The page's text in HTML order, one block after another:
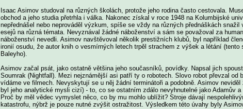
Isaac Asimov studoval na různých školách, protože jeho rodina často cestovala.
obchod a jeho studia přetrhla i válka. Nakonec získal v roce 1948 na Kolumbijské
nepřednášel nebo neprováděl výzkum, spíše se vždy na různých přednáškách
esejů na různá témata. Nevyznával žádné náboženství a sám se považoval za
náboženství nevedli. Asimov navštěvoval několik prestižních klubů, byl například
ironií osudu, že autor knih o vesmírných letech trpěl strachem z výšek a létání
Baleyho).
Asimov začal psát, jako ostatně většina jeho současníků, povídky. Napsal jich
Soumrak (Nightfall). Mezi nejznámější asi patří ty o robotech. Slovo robot převzal
vídáme ve filmech. Nevyskytují se u něj žádní terminátoři a podobně. Asimov
byl jeho analytické mysli cizí) - to, co se ostatním zdálo nevyhnutelné jako Adamův
Proč by měl vědec vymyslet něco, co by mu mohlo ublížit? Stroje dávají
katastrofu, nýbrž je pouze nutné zvýšit ostražitost. Výsledkem této úvahy byly